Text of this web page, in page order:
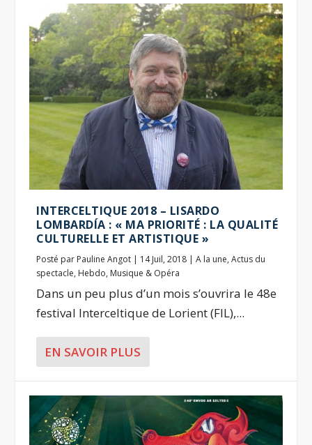
INTERCELTIQUE 2018 – LISARDO
LOMBARDÍA : « MA PRIORITÉ : LA QUALITÉ
CULTURELLE ET ARTISTIQUE »
Posté par Pauline Angot | 14 Juil, 2018 |A la une,Actus du
spectacle, Hebdo, Musique & Opéra
Dans un peu plus d’un mois s’ouvrira le 48e
festival Interceltique de Lorient (FIL),...
EN SAVOIR PLUS